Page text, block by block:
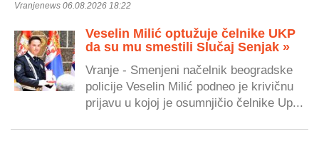
Vranjenews 06.08.2026 18:22
Veselin Milić optužuje čelnike UKP
da su mu smestili Slučaj Senjak »
Vranje - Smenjeni načelnik beogradske
policije Veselin Milić podneo je krivičnu
prijavu u kojoj je osumnjičio čelnike Up...